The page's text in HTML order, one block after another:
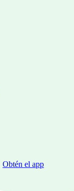
Obtén el app